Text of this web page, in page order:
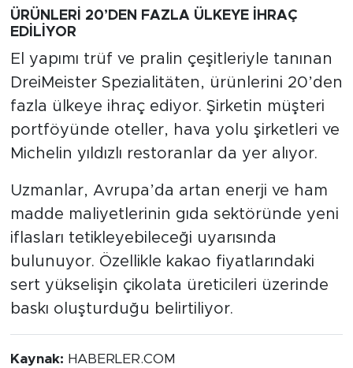
ÜRÜNLERİ 20’DEN FAZLA ÜLKEYE İHRAÇ
EDİLİYOR
El yapımı trüf ve pralin çeşitleriyle tanınan
DreiMeister Spezialitäten, ürünlerini 20’den
fazla ülkeye ihraç ediyor. Şirketin müşteri
portföyünde oteller, hava yolu şirketleri ve
Michelin yıldızlı restoranlar da yer alıyor.
Uzmanlar, Avrupa’da artan enerji ve ham
madde maliyetlerinin gıda sektöründe yeni
iflasları tetikleyebileceği uyarısında
bulunuyor. Özellikle kakao fiyatlarındaki
sert yükselişin çikolata üreticileri üzerinde
baskı oluşturduğu belirtiliyor.
Kaynak: HABERLER.COM